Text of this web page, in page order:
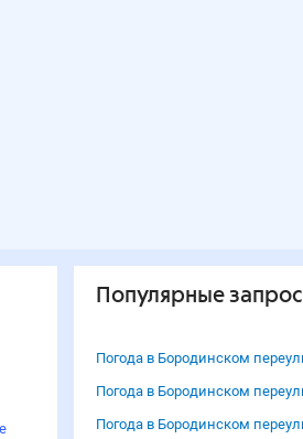
Популярные
Погода в Бородинском
Погода в Бородинском
Погода в Бородинском